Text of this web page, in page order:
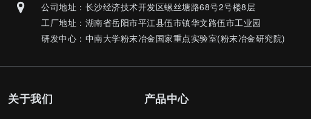
公司地址：长沙经济技术开发区螺丝塘路68号2号楼8层
工厂地址：湖南省岳阳市平江县伍市镇华文路伍市工业园
研发中心：中南大学粉末冶金国家重点实验室(粉末冶金研究院)
关于我们 产品中心